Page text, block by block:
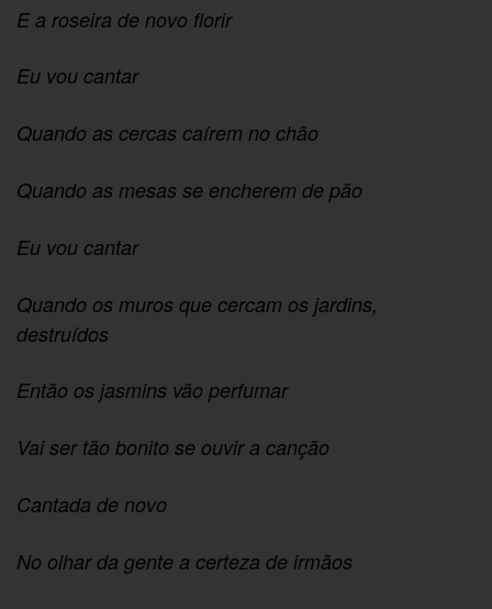
E a roseira de novo florir
Eu vou cantar
Quando as cercas caírem no chão
Quando as mesas se encherem de pão
Eu vou cantar
Quando os muros que cercam os jardins,
destruídos
Então os jasmins vão perfumar
Vai ser tão bonito se ouvir a canção
Cantada de novo
No olhar da gente a certeza de irmãos